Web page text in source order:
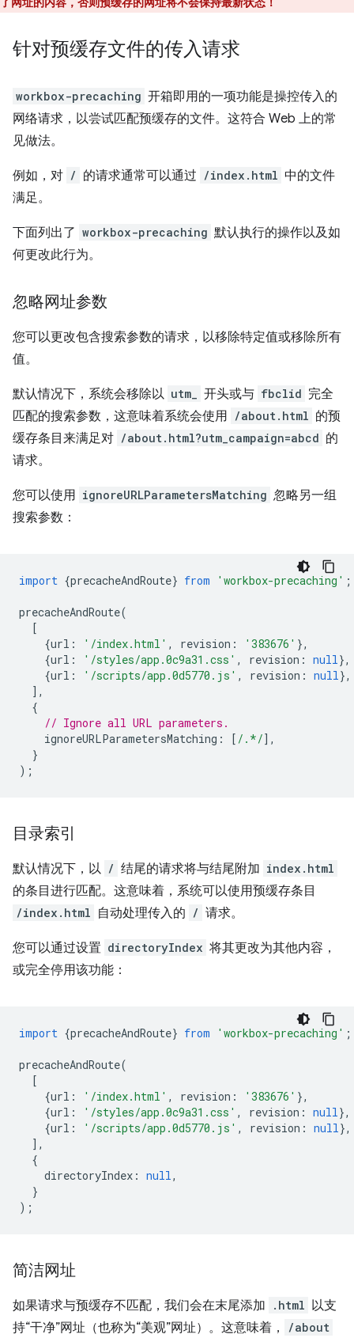
针对预缓存文件的传入请求
workbox-precaching 开箱即用的一项功能是操控传入的
网络请求，以尝试匹配预缓存的文件。这符合 Web 上的常
见做法。
例如，对 / 的请求通常可以通过 /index.html 中的文件
满足。
下面列出了 workbox-precaching 默认执行的操作以及如
何更改此行为。
忽略网址参数
您可以更改包含搜索参数的请求，以移除特定值或移除所有
值。
默认情况下，系统会移除以 utm_ 开头或与 fbclid 完全
匹配的搜索参数，这意味着系统会使用 /about.html 的预
缓存条目来满足对 /about.html?utm_campaign=abcd 的
请求。
您可以使用 ignoreURLParametersMatching 忽略另一组
搜索参数：
import {precacheAndRoute} from 'workbox-precaching' ;
precacheAndRoute(
[
{url : '/index.html' , revision : '383676' },
{url : '/styles/app.0c9a31.css' , revision : null},
{url : '/scripts/app.0d5770.js' , revision : null},
],
{
// Ignore all URL parameters.
ignoreURLParametersMatching : [ /.*/],
}
);
目录索引
默认情况下，以 / 结尾的请求将与结尾附加 index.html
的条目进行匹配。这意味着，系统可以使用预缓存条目
/index.html 自动处理传入的 / 请求。
您可以通过设置 directoryIndex 将其更改为其他内容，
或完全停用该功能：
import {precacheAndRoute} from 'workbox-precaching' ;
precacheAndRoute(
[
{url : '/index.html' , revision : '383676' },
{url : '/styles/app.0c9a31.css' , revision : null},
{url : '/scripts/app.0d5770.js' , revision : null},
],
{
directoryIndex : null,
}
);
简洁网址
如果请求与预缓存不匹配，我们会在末尾添加 .html 以支
持“干净”网址（也称为“美观”网址）。这意味着，
/about